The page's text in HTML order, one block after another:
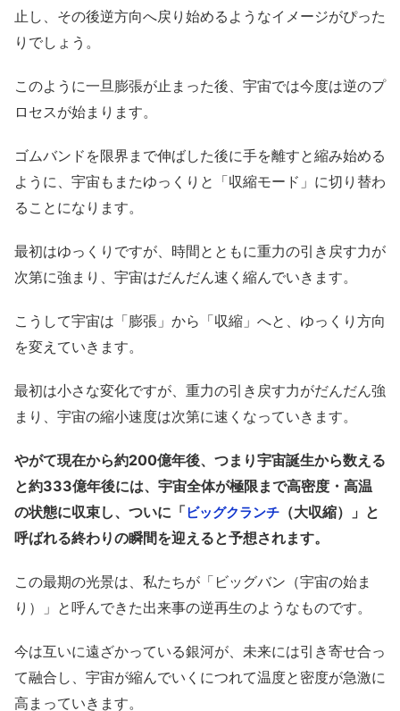
止し、その後逆方向へ戻り始めるようなイメージがぴった
りでしょう。
このように一旦膨張が止まった後、宇宙では今度は逆のプ
ロセスが始まります。
ゴムバンドを限界まで伸ばした後に手を離すと縮み始める
ように、宇宙もまたゆっくりと「収縮モード」に切り替わ
ることになります。
最初はゆっくりですが、時間とともに重力の引き戻す力が
次第に強まり、宇宙はだんだん速く縮んでいきます。
こうして宇宙は「膨張」から「収縮」へと、ゆっくり方向
を変えていきます。
最初は小さな変化ですが、重力の引き戻す力がだんだん強
まり、宇宙の縮小速度は次第に速くなっていきます。
やがて現在から約200億年後、つまり宇宙誕生から数える
と約333億年後には、宇宙全体が極限まで高密度・高温
の状態に収束し、ついに「ビッグクランチ （大収縮）」と
呼ばれる終わりの瞬間を迎えると予想されます。
この最期の光景は、私たちが「ビッグバン（宇宙の始ま
り）」と呼んできた出来事の逆再生のようなものです。
今は互いに遠ざかっている銀河が、未来には引き寄せ合っ
て融合し、宇宙が縮んでいくにつれて温度と密度が急激に
高まっていきます。